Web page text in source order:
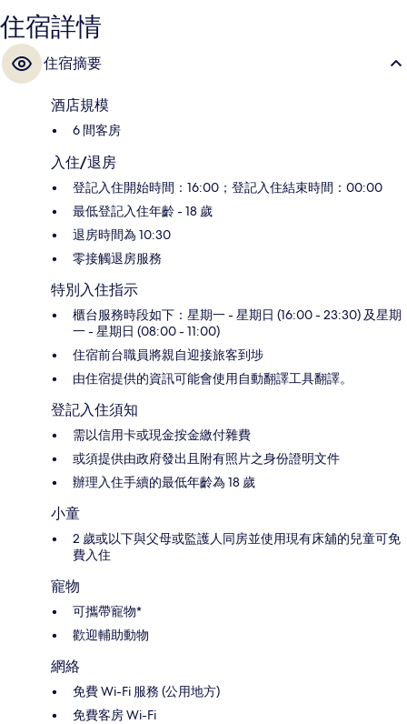
住宿詳情
住宿摘要
酒店規模
6 間客房
入住/退房
登記入住開始時間：16:00；登記入住結束時間：00:00
最低登記入住年齡 - 18 歲
退房時間為 10:30
零接觸退房服務
特別入住指示
櫃台服務時段如下：星期一 - 星期日 (16:00 - 23:30) 及星期
一 - 星期日 (08:00 - 11:00)
住宿前台職員將親自迎接旅客到埗
由住宿提供的資訊可能會使用自動翻譯工具翻譯。
登記入住須知
需以信用卡或現金按金繳付雜費
或須提供由政府發出且附有照片之身份證明文件
辦理入住手續的最低年齡為 18 歲
小童
2 歲或以下與父母或監護人同房並使用現有床舖的兒童可免
費入住
寵物
可攜帶寵物*
歡迎輔助動物
網絡
免費 Wi-Fi 服務 (公用地方)
免費客房 Wi-Fi